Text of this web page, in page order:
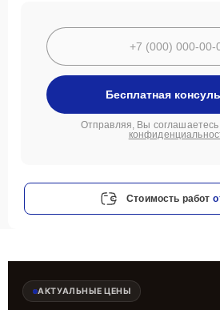
Бесплатная
Отправляя, Вы соглашаетесь
Стоимость работ
АКТУАЛЬНЫЕ ЦЕНЫ